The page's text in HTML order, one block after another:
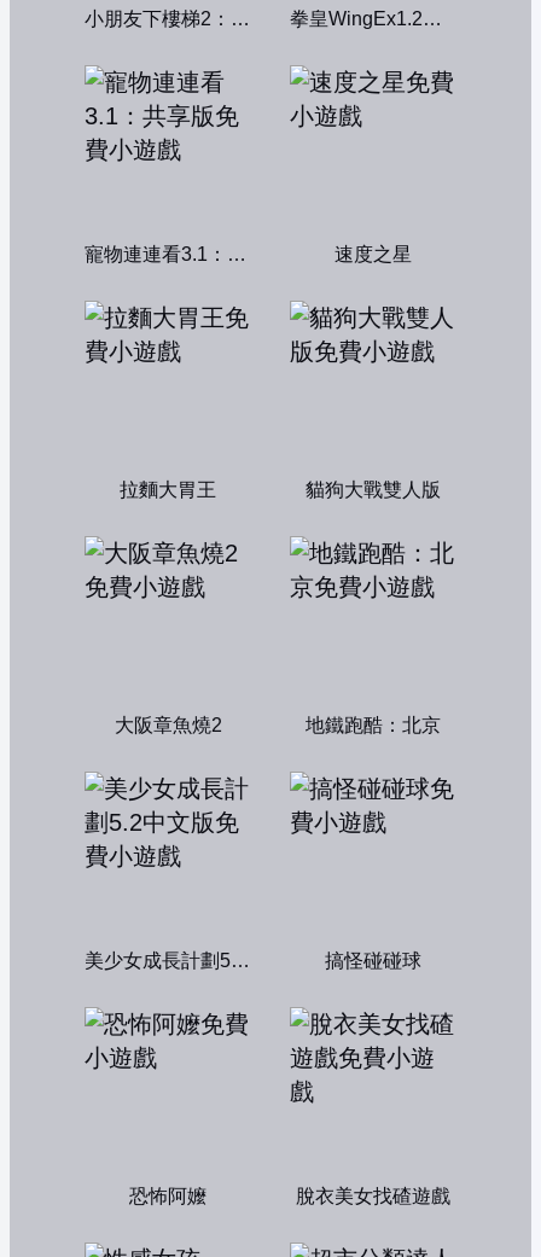
小朋友下樓梯2：中文版 拳皇WingEx1.2雙人版
寵物連連看3.1：共享版 速度之星
拉麵大胃王 貓狗大戰雙人版
大阪章魚燒2 地鐵跑酷：北京
美少女成長計劃5.2中文版 搞怪碰碰球
恐怖阿嬤 脫衣美女找碴遊戲